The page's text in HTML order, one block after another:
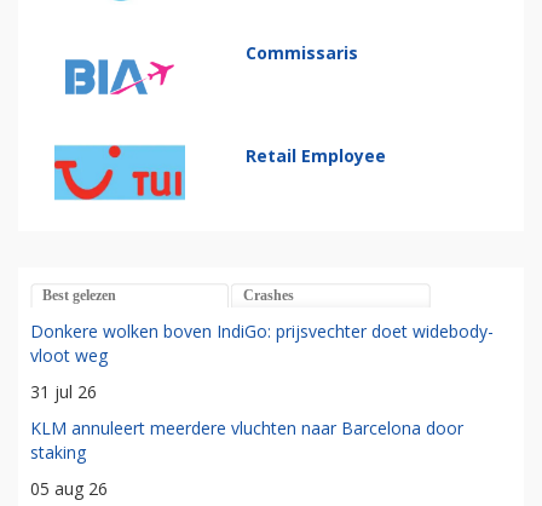
Commissaris
Retail Employee
Best gelezen Crashes
Donkere wolken boven IndiGo: prijsvechter doet widebody-
vloot weg
31 jul 26
KLM annuleert meerdere vluchten naar Barcelona door
staking
05 aug 26